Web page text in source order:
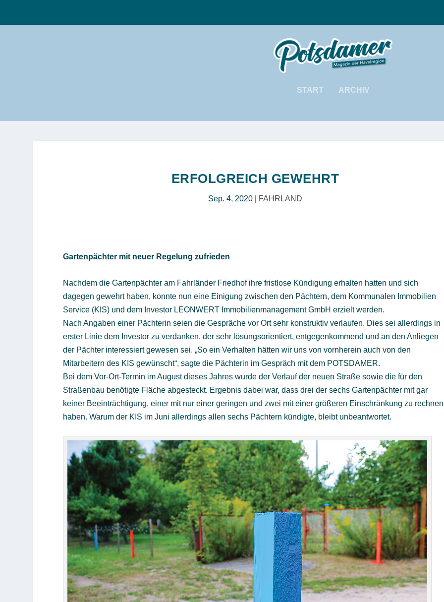
START ARCHIV
ERFOLGREICH GEWEHRT
Sep. 4, 2020| FAHRLAND
Gartenpächter mit neuer Regelung zufrieden
Nachdem die Gartenpächter am Fahrländer Friedhof ihre fristlose Kündigung erhalten hatten und sich
dagegen gewehrt haben, konnte nun eine Einigung zwischen den Pächtern, dem Kommunalen Immobilien
Service (KIS) und dem Investor LEONWERT Immobilienmanagement GmbH erzielt werden.
Nach Angaben einer Pächterin seien die Gespräche vor Ort sehr konstruktiv verlaufen. Dies sei allerdings in
erster Linie dem Investor zu verdanken, der sehr lösungsorientiert, entgegenkommend und an den Anliegen
der Pächter interessiert gewesen sei. „So ein Verhalten hätten wir uns von vornherein auch von den
Mitarbeitern des KIS gewünscht“, sagte die Pächterin im Gespräch mit dem POTSDAMER.
Bei dem Vor-Ort-Termin im August dieses Jahres wurde der Verlauf der neuen Straße sowie die für den
Straßenbau benötigte Fläche abgesteckt. Ergebnis dabei war, dass drei der sechs Gartenpächter mit gar
keiner Beeinträchtigung, einer mit nur einer geringen und zwei mit einer größeren Einschränkung zu rechnen
haben. Warum der KIS im Juni allerdings allen sechs Pächtern kündigte, bleibt unbeantwortet.